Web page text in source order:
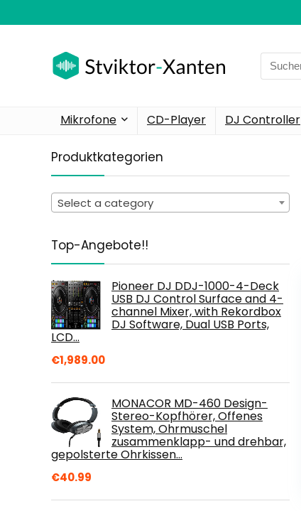
Search
for:
Mikrofone CD-Player DJ Controller
Produktkategorien
Select a category
Top-Angebote!!
Pioneer DJ DDJ-1000-4-Deck
USB DJ Control Surface and 4-
channel Mixer, with Rekordbox
DJ Software, Dual USB Ports,
LCD…
€1,989.00
MONACOR MD-460 Design-
Stereo-Kopfhörer, Offenes
System, Ohrmuschel
zusammenklapp- und drehbar,
gepolsterte Ohrkissen…
€40.99